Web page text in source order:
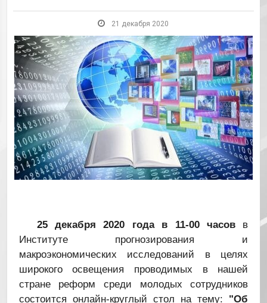
21 декабря 2020
25 декабря 2020 года в 11-00 часовв
Институте прогнозирования и
макроэкономических исследований в целях
широкого освещения проводимых в нашей
стране реформ среди молодых сотрудников
состоится онлайн-круглый стол на тему: "Об